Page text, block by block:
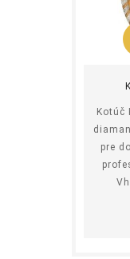
Kotúč
pre